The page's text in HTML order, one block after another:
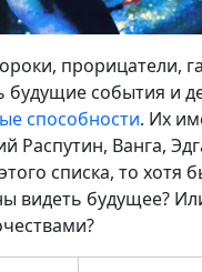
прорицатели,
события и
способности. Их
Распутин, Ванга,
списка, то хотя
видеть будущее?